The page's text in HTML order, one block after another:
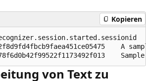
Kopieren
von Text zu